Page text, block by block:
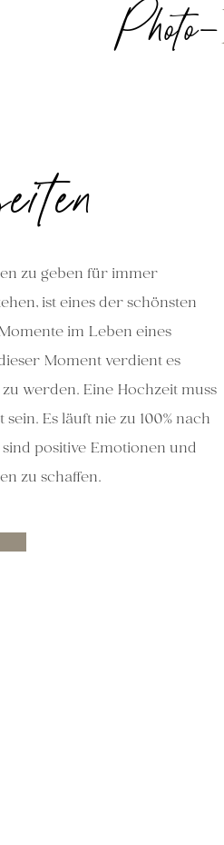
Photo-
zu geben für immer
ist einesder schönsten
im Leben eines
Moment verdient es
zu werden. Eine Hochzeit muss
Es läuft nie zu 100% nach
positive Emotionen und
zu schaffen.